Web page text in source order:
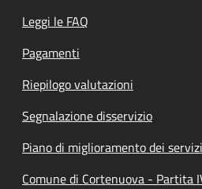
Leggi le FAQ
Pagamenti
Riepilogo valutazioni
Segnalazione disservizio
Piano di miglioramento dei servizi
Comune di Cortenuova - Partita